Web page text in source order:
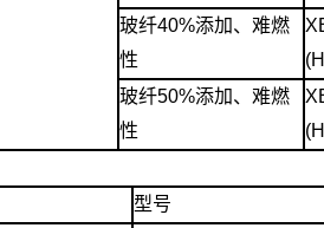
玻纤40%添加、难燃
性
玻纤50%添加、难燃
性
型号